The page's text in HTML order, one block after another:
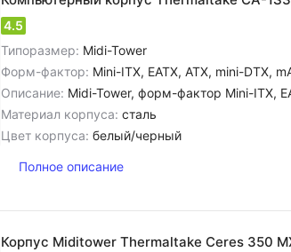
4.5
Типоразмер: Midi-Tower
Форм-фактор: Mini-ITX, EATX, ATX, mini-DTX,
Описание: Midi-Tower, форм-фактор Mini-ITX, EATX, ATX, mini-DTX, mATX,
Материал корпуса: сталь
Цвет корпуса: белый/черный
Полное описание
Корпус Miditower Thermaltake Ceres 350